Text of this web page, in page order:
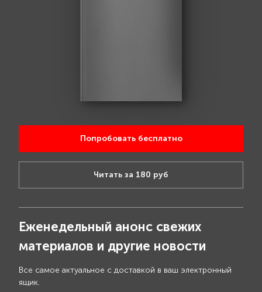
Попробовать бесплатно
Читать за 180 руб
Еженедельный анонс свежих
материалов и другие новости
Все самое актуальное с доставкой в ваш электронный
ящик.